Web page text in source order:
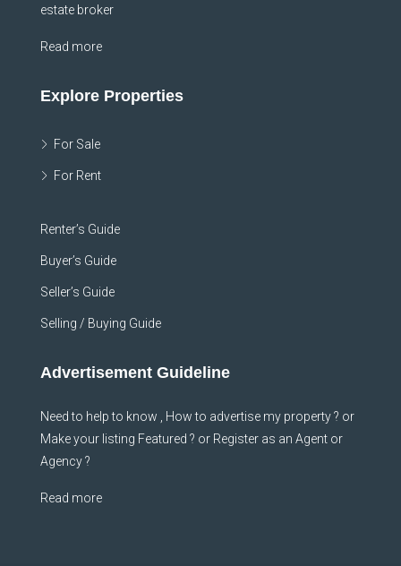
estate broker
Read more
Explore Properties
For Sale
For Rent
Renter’s Guide
Buyer’s Guide
Seller’s Guide
Selling / Buying Guide
Advertisement Guideline
Need to help to know , How to advertise my property ? or
Make your listing Featured ? or Register as an Agent or
Agency ?
Read more